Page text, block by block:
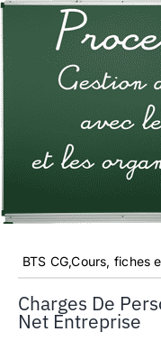
BTS CG,Cours, fiches
Charges De
Net Entreprise